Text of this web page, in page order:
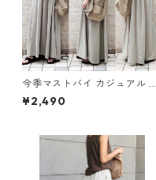
今季マストバイ カジュアル ゆ
ったりキャミワンピース m-4
65
¥2,490